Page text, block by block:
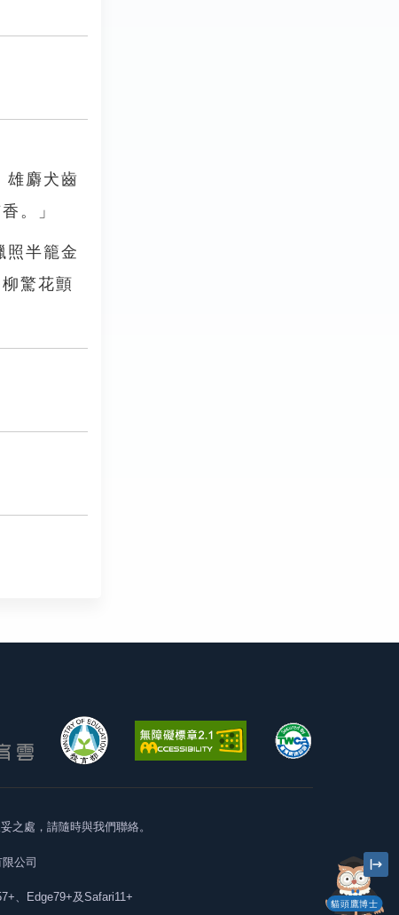
雄麝犬齒
。」
照半籠金
驚花顫
貓頭鷹博士
之處，請隨時與我們聯絡。
公司
、Edge79+及Safari11+